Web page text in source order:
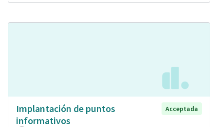
Implantación de puntos
informativos
Acceptada